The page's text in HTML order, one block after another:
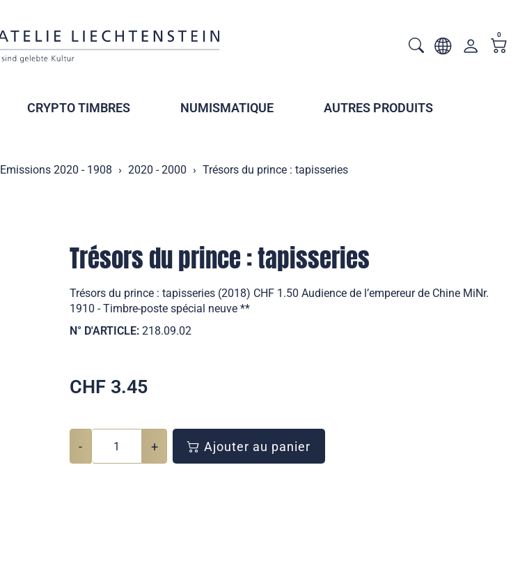
0
CRYPTO TIMBRES NUMISMATIQUE AUTRES PRODUITS
Emissions 2020 - 1908 2020 - 2000 Trésors du prince : tapisseries
Trésors du prince : tapisseries
Trésors du prince : tapisseries (2018) CHF 1.50 Audience de l’empereur de Chine MiNr.
1910 - Timbre-poste spécial neuve **
N° D'ARTICLE: 218.09.02
CHF 3.45
- + Ajouter au panier